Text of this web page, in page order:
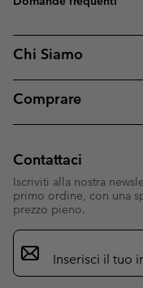
Chi Siamo
Comprare
Contattaci
Iscriviti alla nostra
primo ordine, con una
prezzo pieno.
Iscrizione
e-
mail